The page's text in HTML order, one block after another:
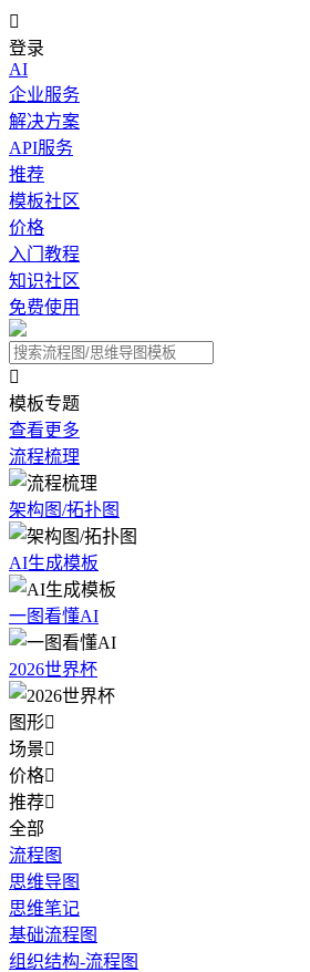

登录
AI
企业服务
解决方案
API服务
推荐
模板社区
价格
入门教程
知识社区
免费使用

模板专题
查看更多
流程梳理
架构图/拓扑图
AI生成模板
一图看懂AI
2026世界杯
图形
场景
价格
推荐
全部
流程图
思维导图
思维笔记
基础流程图
组织结构-流程图